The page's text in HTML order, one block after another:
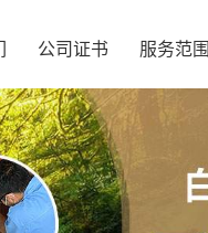
公司证书 服务范围